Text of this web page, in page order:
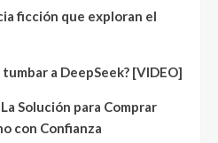
ficción que exploran el
a DeepSeek? [VIDEO]
Solución para Comprar
con Confianza